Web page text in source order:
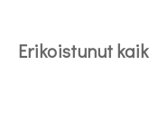
Erikoistunut